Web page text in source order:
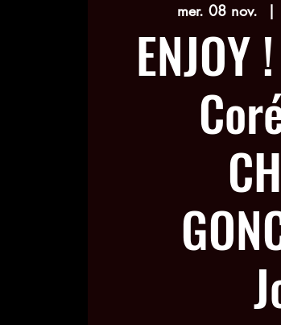
mer. 08 nov.
  |